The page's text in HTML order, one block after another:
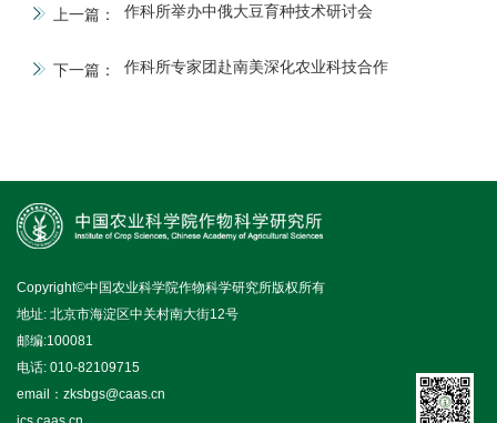
上一篇： 作科所举办中俄大豆育种技术研讨会
下一篇： 作科所专家团赴南美深化农业科技合作
Copyright©中国农业科学院作物科学研究所版权所有
地址: 北京市海淀区中关村南大街12号
邮编:100081
电话: 010-82109715
email：zksbgs@caas.cn